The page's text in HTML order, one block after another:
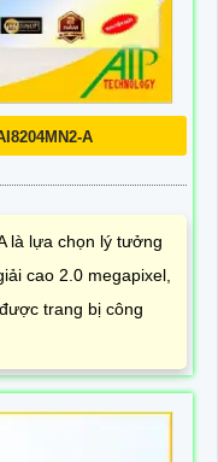
A
là lựa chọn lý tưởng
cao 2.0 megapixel,
trang bị công